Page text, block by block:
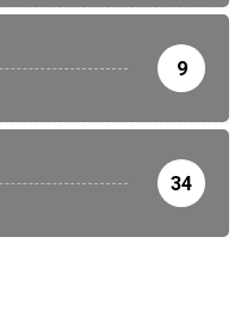
9
34